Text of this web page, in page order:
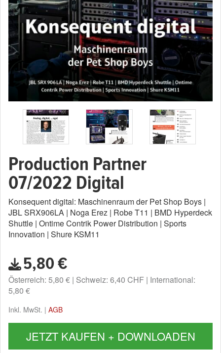
Production Partner
07/2022 Digital
Konsequent digital: Maschinenraum der Pet Shop Boys |
JBL SRX906LA | Noga Erez | Robe T11 | BMD Hyperdeck
Shuttle | Ontime Contrik Power Distribution | Sports
Innovation | Shure KSM11
5,80 €
Österreich: 5,80 € Schweiz: 6,40 CHF International:
5,80 €
Inkl. MwSt. | AGB
JETZT KAUFEN + DOWNLOADEN